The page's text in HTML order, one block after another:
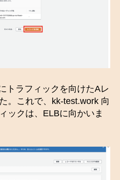
トラフィックを向けたAレ
。これで、kk-test.work 向
ックは、ELBに向かいま